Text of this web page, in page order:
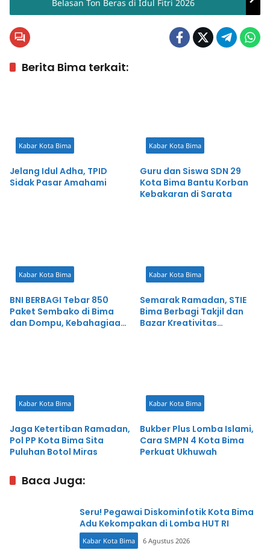
Belasan Ton Beras di Idul Fitri 2026
Berita Bima terkait:
Kabar Kota Bima
Jelang Idul Adha, TPID
Sidak Pasar Amahami
Kabar Kota Bima
Guru dan Siswa SDN 29
Kota Bima Bantu Korban
Kebakaran di Sarata
Kabar Kota Bima
BNI BERBAGI Tebar 850
Paket Sembako di Bima
dan Dompu, Kebahagiaan
Kabar Kota Bima
Semarak Ramadan, STIE
Bima Berbagi Takjil dan
Bazar Kreativitas
Kabar Kota Bima
Jaga Ketertiban Ramadan,
Pol PP Kota Bima Sita
Puluhan Botol Miras
Kabar Kota Bima
Bukber Plus Lomba Islami,
Cara SMPN 4 Kota Bima
Perkuat Ukhuwah
Baca Juga:
Seru! Pegawai Diskominfotik Kota Bima
Adu Kekompakan di Lomba HUT RI
Kabar Kota Bima 6 Agustus 2026